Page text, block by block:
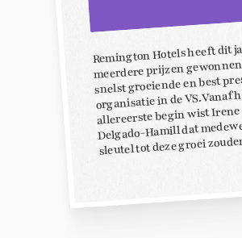
Remington Hotels heeft dit
meerdere prijzen
snelst groeiende en best
organisatie in de VS. Vanaf
allereerste begin wist Irene
Delgado-Hamill dat
sleutel tot deze groei